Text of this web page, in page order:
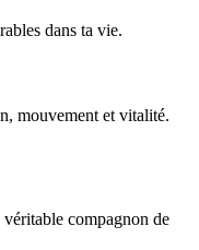
dans ta vie.
mouvement et vitalité.
véritable compagnon de